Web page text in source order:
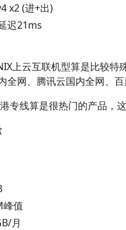
x2 (进+出)
迟21ms
上云互联机型算是比较特
全网、腾讯云国内全网、
专线算是很热门的产品，
峰值
月